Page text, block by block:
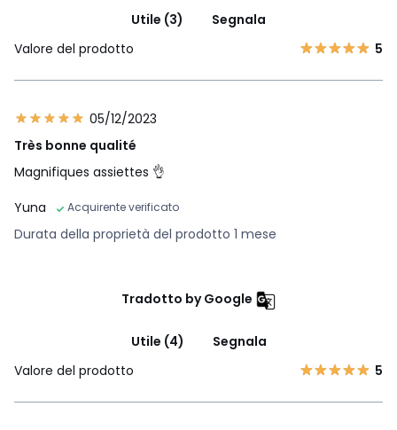
Utile (3)
Segnala
Valore del prodotto
5
05/12/2023
Très bonne qualité
Magnifiques assiettes 👌
Yuna
Acquirente verificato
Durata della proprietà del prodotto 1 mese
Tradotto by Google
Utile (4)
Segnala
Valore del prodotto
5